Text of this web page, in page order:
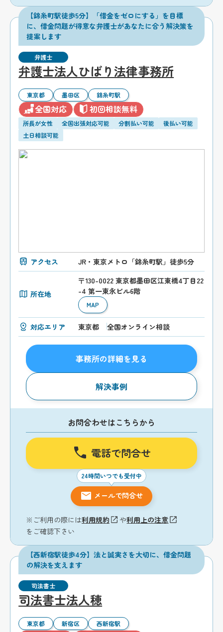
【錦糸町駅徒歩5分】「借金をゼロにする」を目標
に、借金問題が得意な弁護士があなたに合う解決策を
提案します
弁護士
弁護士法人ひばり法律事務所
東京都 墨田区 錦糸町駅
全国対応 初回相談無料
所長が女性 全国出張対応可能 分割払い可能
後払い可能
土日相談可能
アクセス JR・東京メトロ「錦糸町駅」徒歩5分
所在地
〒130-0022 東京都墨田区江東橋4丁目22
-4 第一東永ビル6階
MAP
対応エリア 東京都 全国オンライン相談
事務所の詳細を見る
解決事例
お問合わせはこちらから
電話で問合せ
24時間いつでも受付中
メールで問合せ
※ご利用の際には利用規約 や利用上の注意
をご確認下さい
【西新宿駅徒歩4分】法と誠実さを大切に、借金問題
の解決を支えます
司法書士
司法書士法人穂
東京都 新宿区 西新宿駅